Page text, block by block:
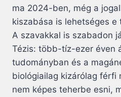
ma 2024-ben, még a
kiszabása is lehetséges e
A szavakkal is szabadon
Tézis: több-tíz-ezer éven
tudományban és a
biológiailag kizárólag férfi
nem képes teherbe esni,